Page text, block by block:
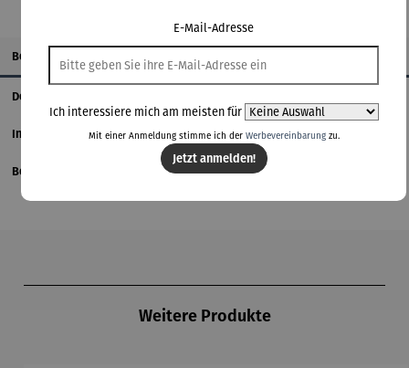
Beschreibung
Details
Informationen zum Hersteller
Bewertungen
Weitere Produkte
E-Mail-Adresse
Ich interessiere mich am meisten für
Mit einer Anmeldung stimme ich der Werbevereinbarungzu.
Jetzt anmelden!